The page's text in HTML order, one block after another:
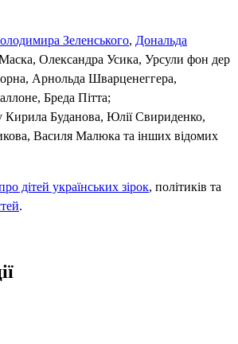
Зеленського, Дональда
Олександра Усика, Урсули фон дер
Арнольда Шварценеггера,
Бреда Пітта;
Кирила Буданова, Юлії Свириденко,
Василя Малюка та інших відомих
дітей українських зірок, політиків та
.